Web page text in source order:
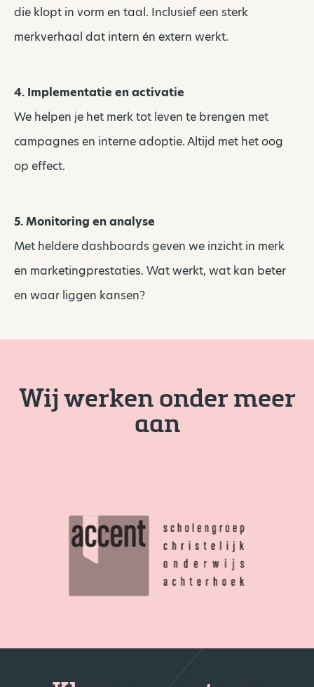
die klopt in vorm en taal. Inclusief een sterk
merkverhaal dat intern én extern werkt.
4. Implementatie en activatie
We helpen je het merk tot leven te brengen met
campagnes en interne adoptie. Altijd met het oog
op effect.
5. Monitoring en analyse
Met heldere dashboards geven we inzicht in merk
en marketingprestaties. Wat werkt, wat kan beter
en waar liggen kansen?
Wij werken onder meer
aan